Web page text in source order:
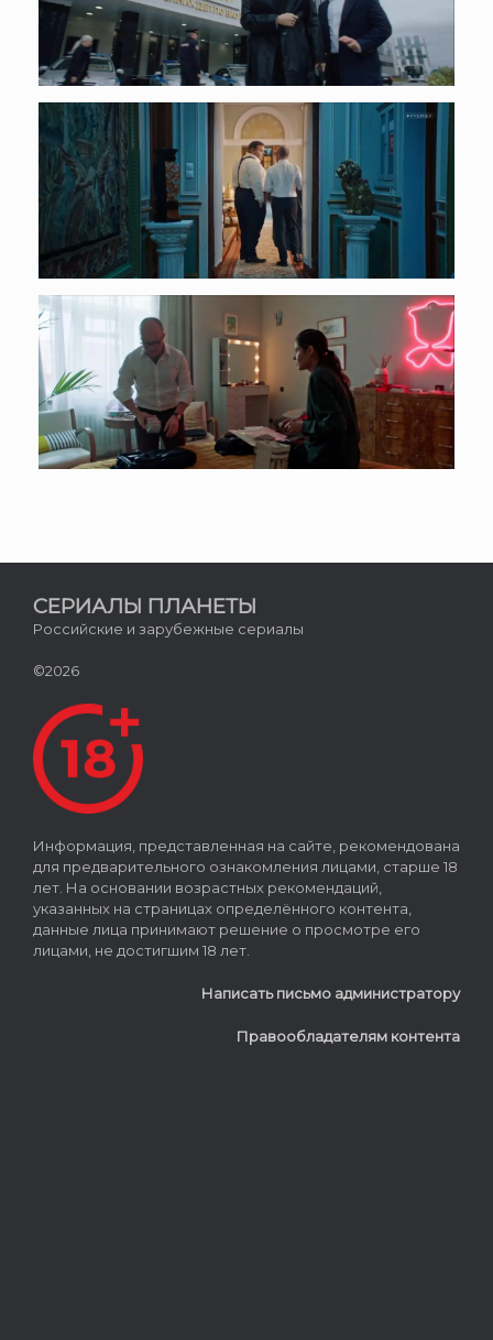
СЕРИАЛЫ ПЛАНЕТЫ
Российские и зарубежные сериалы
©2026
Информация, представленная на сайте, рекомендована
для предварительного ознакомления лицами, старше 18
лет. На основании возрастных рекомендаций,
указанных на страницах определённого контента,
данные лица принимают решение о просмотре его
лицами, не достигшим 18 лет.
Написать письмо администратору
Правообладателям контента